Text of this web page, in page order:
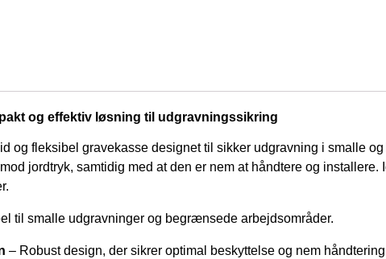
og effektiv løsning til udgravningssikring
og fleksibel gravekasse designet til sikker udgravning i smalle
jordtryk, samtidig med at den er nem at håndtere og
til smalle udgravninger og begrænsede arbejdsområder.
– Robust design, der sikrer optimal beskyttelse og nem